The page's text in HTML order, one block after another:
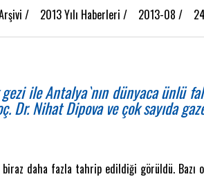
/ 2013 Yılı Haberleri / 2013-08 /
ile Antalya`nın dünyaca ünlü
Dr. Nihat Dipova ve çok sayıda
daha fazla tahrip edildiği görüldü. Bazı